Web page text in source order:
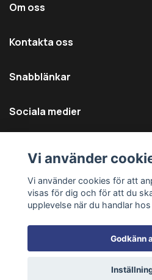
Om oss
Kontakta oss
Snabblänkar
Sociala medier
© 2026 Däckmästarna - Alla
Vi använder
Vi använder cookies för att
visas för dig och för att du
upplevelse när du handlar
Godkänn